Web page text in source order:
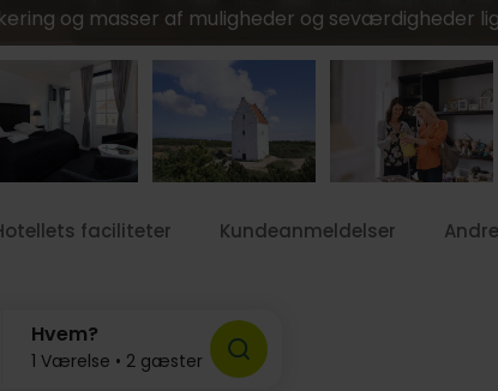
og masser af muligheder og seværdigheder
faciliteter Kundeanmeldelser
Hvem?
1 Værelse • 2 gæster